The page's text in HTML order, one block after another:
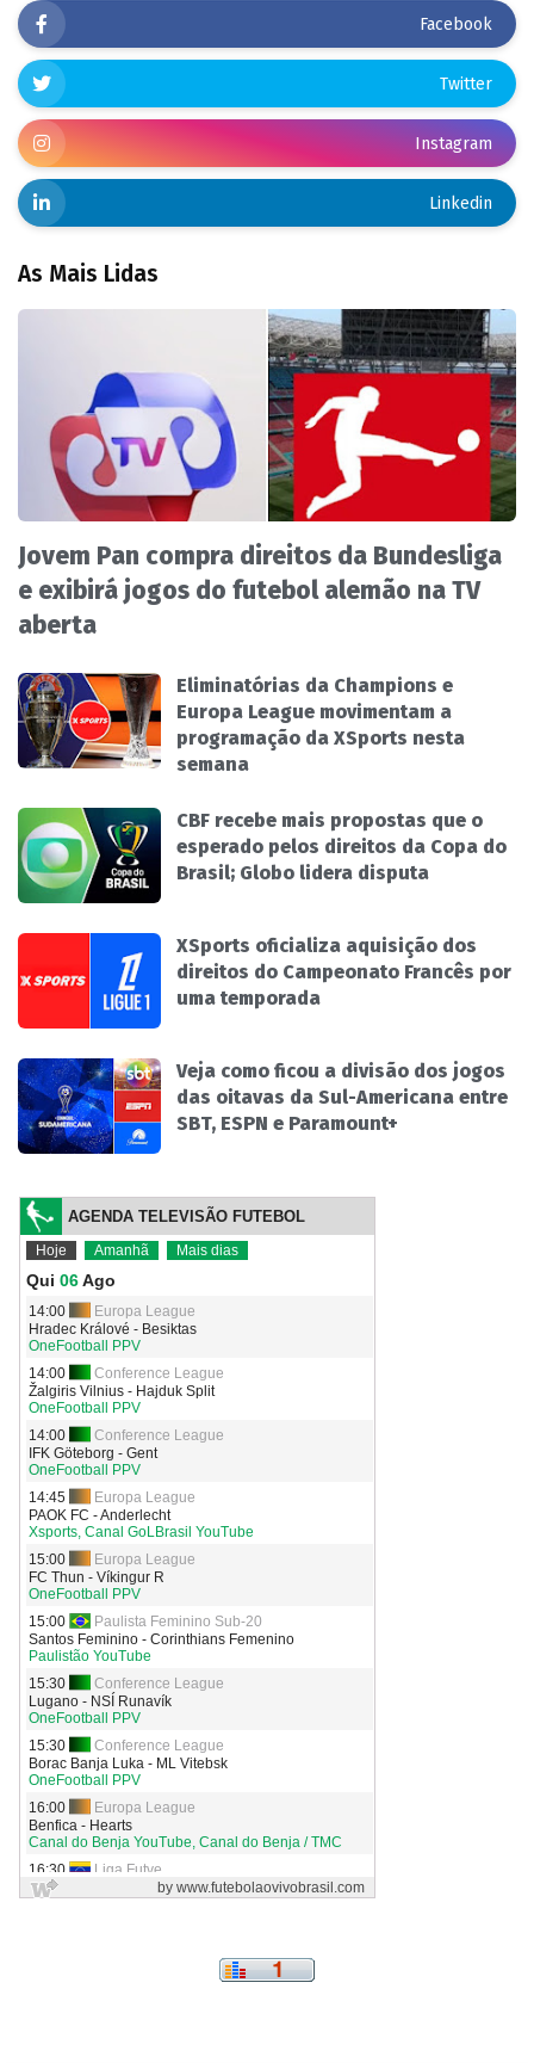
Facebook
Twitter
Instagram
Linkedin
As Mais Lidas
Jovem Pan compra direitos da Bundesliga
e exibirá jogos do futebol alemão na TV
aberta
Eliminatórias da Champions e
Europa League movimentam a
programação da XSports nesta
semana
CBF recebe mais propostas que o
esperado pelos direitos da Copa do
Brasil; Globo lidera disputa
XSports oficializa aquisição dos
direitos do Campeonato Francês por
uma temporada
Veja como ficou a divisão dos jogos
das oitavas da Sul-Americana entre
SBT, ESPN e Paramount+